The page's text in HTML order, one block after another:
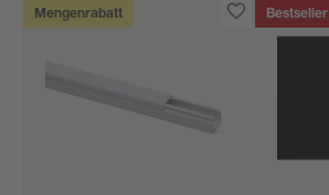
Mengenrabatt Bestseller